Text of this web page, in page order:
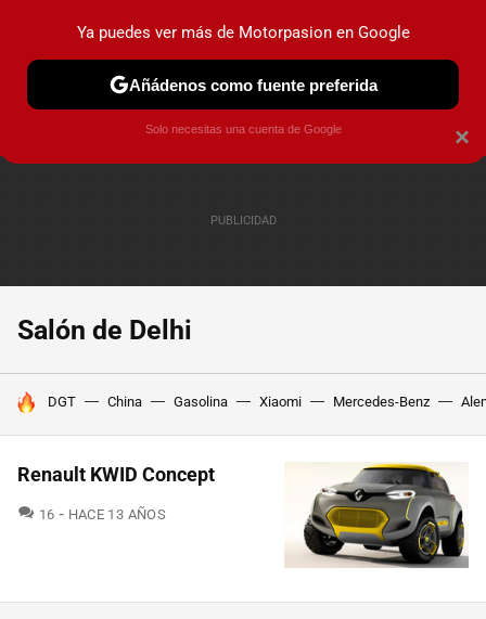
PRUEBAS COCHES ELÉCTRICOS OBSERVATORIO
Salón de Delhi
HOY SE HABLA DE
DGT China Gasolina Xiaomi Mercedes-Benz
Renault KWID Concept
16 COMENTARIOS
HACE 13 AÑOS
×
Ya puedes ver más de Motorpasion en Google
Añádenos como fuente preferida
Solo necesitas una cuenta de Google